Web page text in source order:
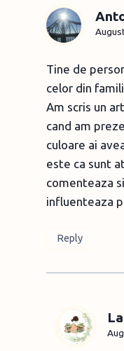
Tine de
celor din
Am scris un
cand am
culoare ai
este ca sunt
comenteaza
influenteaza
Reply